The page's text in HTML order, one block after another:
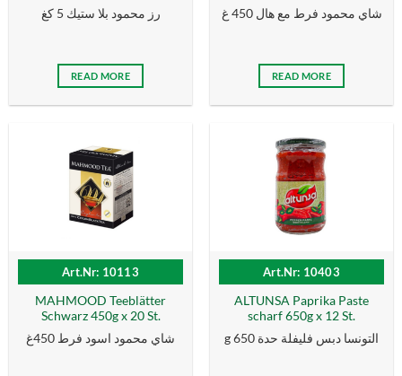
رز محمود بلا ستيك 5 كغ
READ MORE
شاي محمود فرط مع هال 450 غ
READ MORE
Art.Nr: 10113
MAHMOOD Teeblätter
Schwarz 450g x 20 St.
شاي محمود اسود فرط 450غ
Art.Nr: 10403
ALTUNSA Paprika Paste
scharf 650g x 12 St.
g التونسا دبس فليفلة حدة 650